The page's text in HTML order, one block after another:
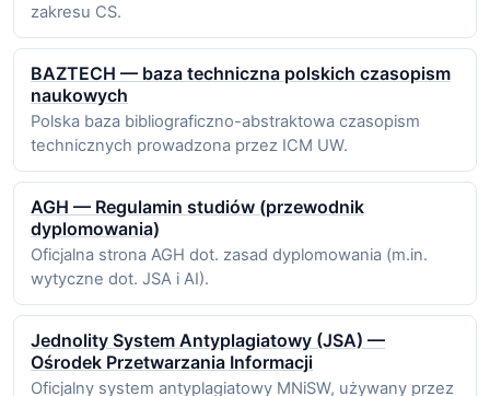
zakresu CS.
BAZTECH — baza techniczna polskich czasopism
naukowych
Polska baza bibliograficzno-abstraktowa czasopism
technicznych prowadzona przez ICM UW.
AGH — Regulamin studiów (przewodnik
dyplomowania)
Oficjalna strona AGH dot. zasad dyplomowania (m.in.
wytyczne dot. JSA i AI).
Jednolity System Antyplagiatowy (JSA) —
Ośrodek Przetwarzania Informacji
Oficjalny system antyplagiatowy MNiSW, używany przez